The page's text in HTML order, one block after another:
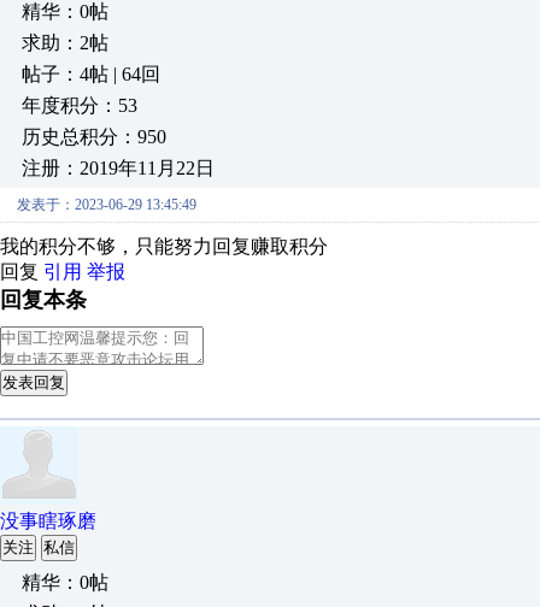
精华：0帖
求助：2帖
帖子：4帖 | 64回
年度积分：53
历史总积分：950
注册：2019年11月22日
发表于：2023-06-29 13:45:49
我的积分不够，只能努力回复赚取积分
回复 引用 举报
回复本条
发表回复
没事瞎琢磨
关注 私信
精华：0帖